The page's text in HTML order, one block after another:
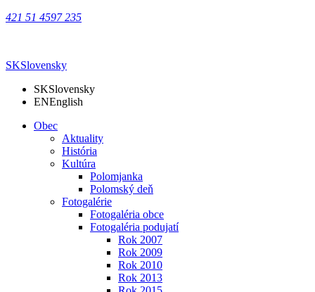
421 51 4597 235
SKSlovensky
SKSlovensky
ENEnglish
Obec
Aktuality
História
Kultúra
Polomjanka
Polomský deň
Fotogalérie
Fotogaléria obce
Fotogaléria podujatí
Rok 2007
Rok 2009
Rok 2010
Rok 2013